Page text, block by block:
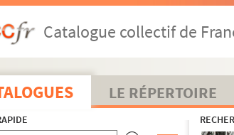
Catalogue collectif de
LE RÉPERTOIRE
Philibert, duc de Savoie, à Simon Renard.
Renard à Philippe II. Moret, 27 août 1556
de Lalaing au duc de Savoie. Cambrai, 27
Renard à Philippe II. 1
septembre 1556
Philippe II à Simon Renard. Gand, 4 septembre 1556
Renard à Philippe II. Moret, 7 septembre 1556